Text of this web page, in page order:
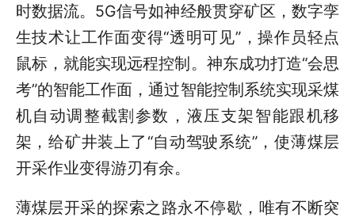
时数据流。5G信号如神经般贯穿矿区，数字孪
生技术让工作面变得“透明可见”，操作员轻点
鼠标，就能实现远程控制。神东成功打造“会思
考”的智能工作面，通过智能控制系统实现采煤
机自动调整截割参数，液压支架智能跟机移
架，给矿井装上了“自动驾驶系统”，使薄煤层
开采作业变得游刃有余。
薄煤层开采的探索之路永不停歇，唯有不断突